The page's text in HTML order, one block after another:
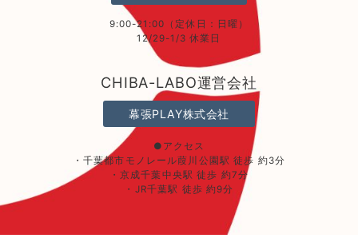
9:00-21:00（定休日：日曜）
12/29-1/3 休業日
CHIBA-LABO運営会社
幕張PLAY株式会社
●アクセス
・千葉都市モノレール葭川公園駅 徒歩 約3分
・京成千葉中央駅 徒歩 約7分
・JR千葉駅 徒歩 約9分